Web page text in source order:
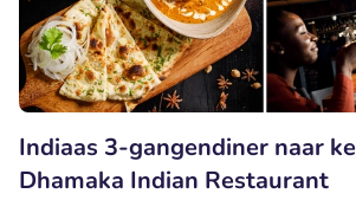
Indiaas 3-gangendiner naar
Dhamaka Indian Restaurant